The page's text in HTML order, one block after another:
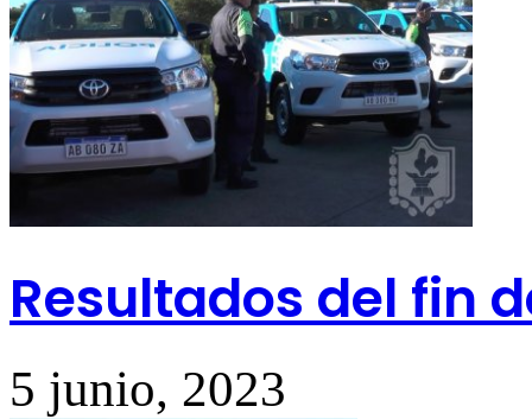
Resultados del fin
5 junio, 2023